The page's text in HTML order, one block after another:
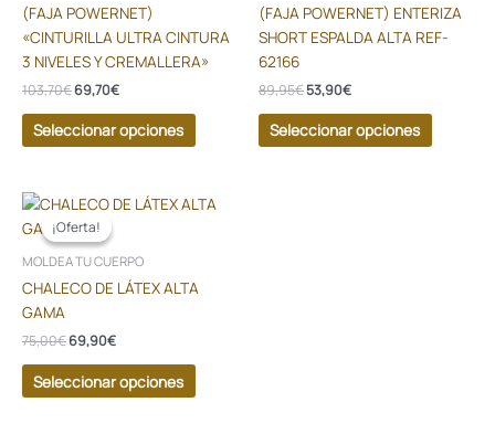
(FAJA POWERNET)
«CINTURILLA ULTRA CINTURA
3 NIVELES Y CREMALLERA»
103,70€69,70€
Seleccionar opciones
opciones
se
elegir
en
página
(FAJA POWERNET) ENTERIZA
SHORT ESPALDA ALTA REF-
62166
89,95€53,90€
Seleccionar opciones
Las
opciones
elegir
en
¡Oferta!
¡Oferta!
MOLDEA TU CUERPO
CHALECO DE LÁTEX ALTA
GAMA
75,00€
El
precio
original
era:
75,00€.
69,90€
El
es:
69,90€.
Seleccionar opciones
Este
variantes.
se
pueden